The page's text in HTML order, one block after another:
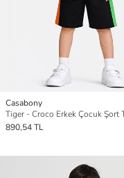
Casabony
Tiger - Croco Erkek Çocuk Şort
890,54 TL